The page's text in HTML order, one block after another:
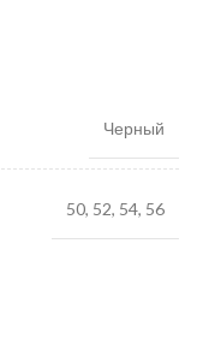
Черный
50, 52, 54, 56